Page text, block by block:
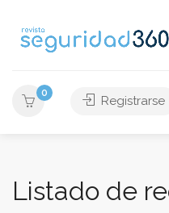
0
Registrarse
Listado de